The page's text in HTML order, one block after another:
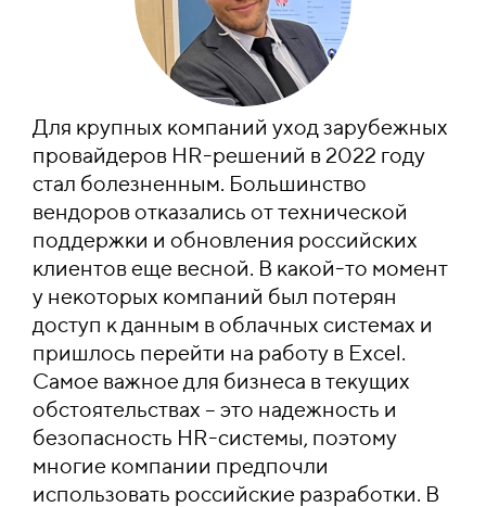
Для крупных компаний уход зарубежных
провайдеров HR-решений в 2022 году
стал болезненным. Большинство
вендоров отказались от технической
поддержки и обновления российских
клиентов еще весной. В какой-то момент
у некоторых компаний был потерян
доступ к данным в облачных системах и
пришлось перейти на работу в Excel.
Самое важное для бизнеса в текущих
обстоятельствах – это надежность и
безопасность HR-системы, поэтому
многие компании предпочли
использовать российские разработки. В